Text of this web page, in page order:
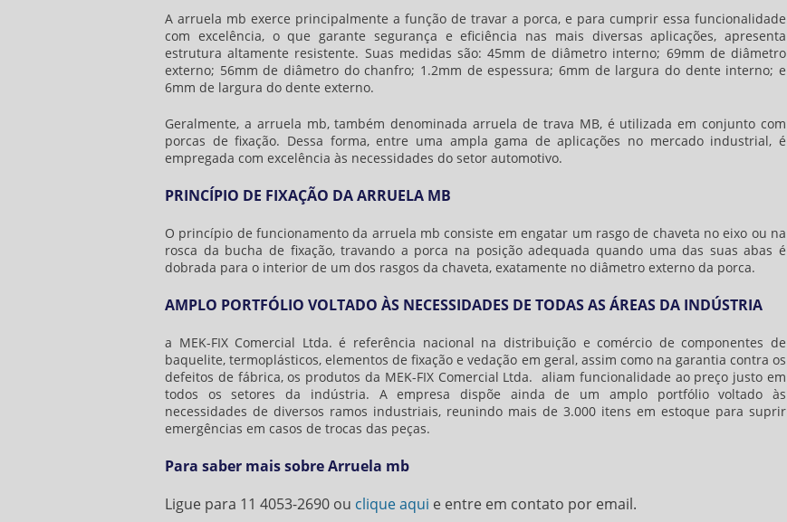
A arruela mb exerce principalmente a função de travar a porca, e para cumprir essa funcionalidade
com excelência, o que garante segurança e eficiência nas mais diversas aplicações, apresenta
estrutura altamente resistente. Suas medidas são: 45mm de diâmetro interno; 69mm de diâmetro
externo; 56mm de diâmetro do chanfro; 1.2mm de espessura; 6mm de largura do dente interno; e
6mm de largura do dente externo.
Geralmente, a arruela mb, também denominada arruela de trava MB, é utilizada em conjunto com
porcas de fixação. Dessa forma, entre uma ampla gama de aplicações no mercado industrial, é
empregada com excelência às necessidades do setor automotivo.
PRINCÍPIO DE FIXAÇÃO DA ARRUELA MB
O princípio de funcionamento da arruela mb consiste em engatar um rasgo de chaveta no eixo ou na
rosca da bucha de fixação, travando a porca na posição adequada quando uma das suas abas é
dobrada para o interior de um dos rasgos da chaveta, exatamente no diâmetro externo da porca.
AMPLO PORTFÓLIO VOLTADO ÀS NECESSIDADES DE TODAS AS ÁREAS DA INDÚSTRIA
a MEK-FIX Comercial Ltda. é referência nacional na distribuição e comércio de componentes de
baquelite, termoplásticos, elementos de fixação e vedação em geral, assim como na garantia contra os
defeitos de fábrica, os produtos da MEK-FIX Comercial Ltda. aliam funcionalidade ao preço justo em
todos os setores da indústria. A empresa dispõe ainda de um amplo portfólio voltado às
necessidades de diversos ramos industriais, reunindo mais de 3.000 itens em estoque para suprir
emergências em casos de trocas das peças.
Para saber mais sobre Arruela mb
Ligue para 11 4053-2690 ou clique aqui e entre em contato por email.